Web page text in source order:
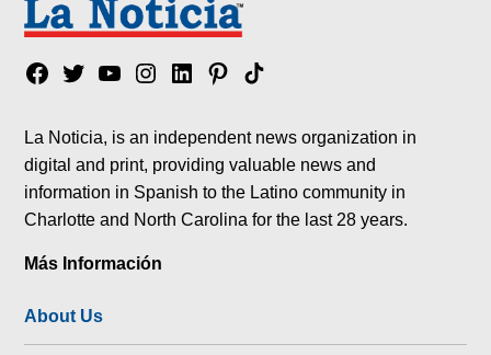
Facebook
TwitterYouTubeInstagram
LinkedinPinterest
Tik
La Noticia, is an independent news organization in
digital and print, providing valuable news and
information in Spanish to the Latino community in
Charlotte and North Carolina for the last 28 years.
Más Información
About Us